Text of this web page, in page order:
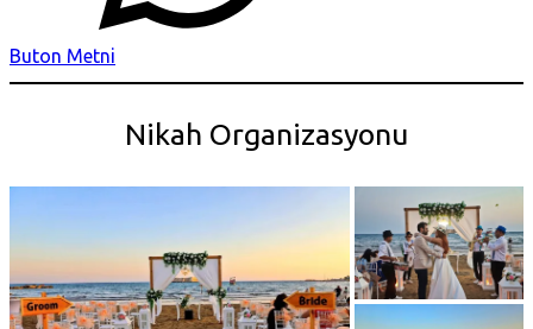
Buton Metni
Nikah Organizasyonu